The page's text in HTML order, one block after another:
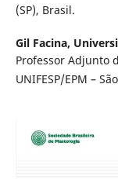
(SP), Brasil.
Gil Facina,
Professor Adjunto
UNIFESP/EPM –